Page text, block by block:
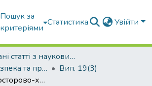
Пошук за
критеріями
Статистика Увійти
Вибрані статті з наукових збірників КНУБА
Екологічна безпека та природокористування
Вип. 19(3)
Методика просторово-хронологічного визначення територій населених пунктів з підвищеною для життєдіяльності населення небезпекою через вплив алергенних рослин